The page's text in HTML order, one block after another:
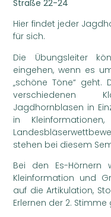
Straße 22-24
Hier findet jeder
für sich.
Die Übungsleiter
eingehen, wenn es
„schöne Töne“ geht.
verschiedenen
Jagdhornblasen in
in
stehen bei diesem
Bei den Es-Hörnern
Kleinformation und
auf die Artikulation,
Erlernen der 2. Stimme